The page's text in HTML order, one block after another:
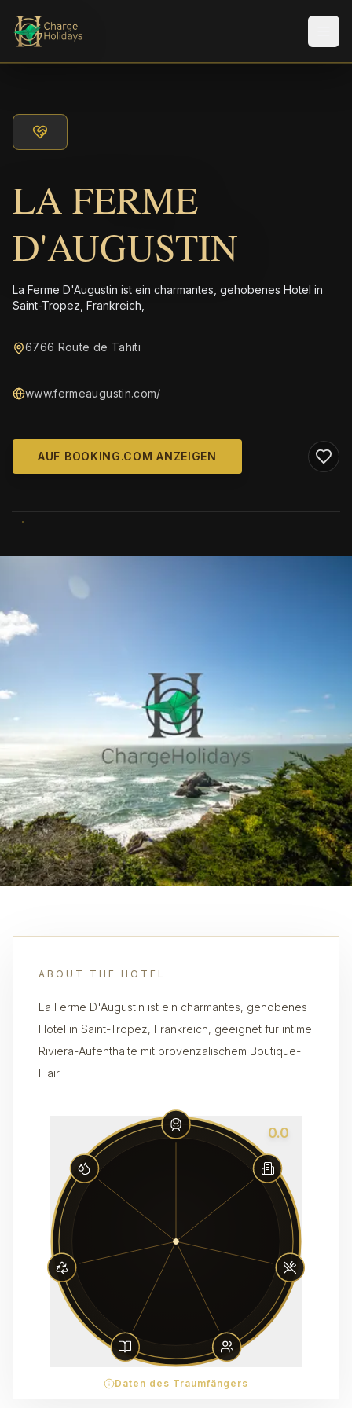
LA FERME
D'AUGUSTIN
La Ferme D'Augustin ist ein charmantes, gehobenes Hotel in
Saint-Tropez, Frankreich,
6766 Route de Tahiti
www.fermeaugustin.com/
AUF BOOKING.COM ANZEIGEN
ABOUT THE HOTEL
La Ferme D'Augustin ist ein charmantes, gehobenes
Hotel in Saint-Tropez, Frankreich, geeignet für intime
Riviera-Aufenthalte mit provenzalischem Boutique-
Flair.
0.0
Daten des Traumfängers